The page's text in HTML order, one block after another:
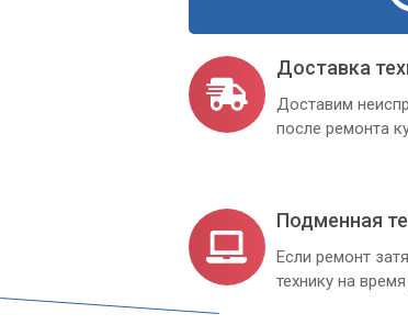
Доставка
Доставим
после ремонта
Подменная
Если ремонт
технику на